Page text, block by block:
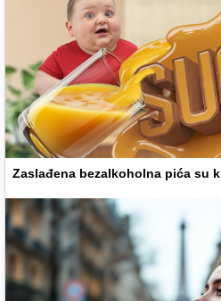
Zaslađena bezalkoholna pića su